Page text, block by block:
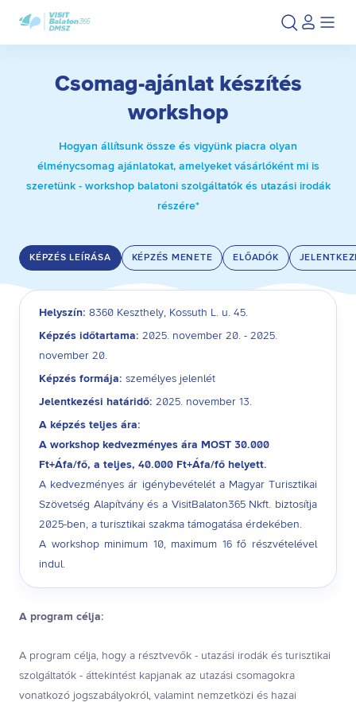
tartalomra
aljára
Csomag-ajánlat készítés
workshop
Hogyan állítsunk össze és vigyünk piacra olyan
élménycsomag ajánlatokat, amelyeket vásárlóként mi is
szeretünk - workshop balatoni szolgáltatók és utazási irodák
részére*
KÉPZÉS LEÍRÁSA KÉPZÉS MENETE ELŐADÓK
Helyszín: 8360 Keszthely, Kossuth L. u. 45.
Képzés időtartama: 2025. november 20. - 2025.
november 20.
Képzés formája: személyes jelenlét
Jelentkezési határidő: 2025. november 13.
A képzés teljes ára:
A workshop kedvezményes ára MOST 30.000
Ft+Áfa/fő, a teljes, 40.000 Ft+Áfa/fő helyett.
A kedvezményes ár igénybevételét a Magyar Turisztikai
Szövetség Alapítvány és a VisitBalaton365 Nkft. biztosítja
2025-ben, a turisztikai szakma támogatása érdekében.
A workshop minimum 10, maximum 16 fő részvételével
indul.
A program célja:
A program célja, hogy a résztvevők - utazási irodák és turisztikai
szolgáltatók - áttekintést kapjanak az utazási csomagokra
vonatkozó jogszabályokról, valamint nemzetközi és hazai